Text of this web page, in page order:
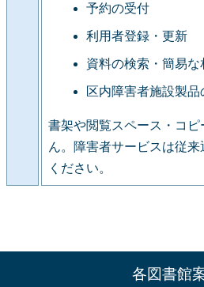
予約の受付
利用者登録・更新
資料の検索・簡易な
区内障害者施設製品
書架や閲覧スペース・コ
ん。障害者サービスは従
ください。
各図書館